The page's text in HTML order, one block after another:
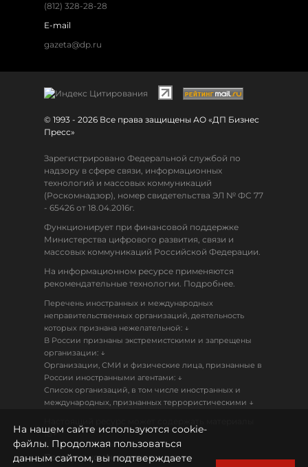
(812) 328-28-28
E-mail
gazeta@dp.ru
© 1993 - 2026 Все права защищены АО «ДП Бизнес
Пресс»
Зарегистрировано Федеральной службой по
надзору в сфере связи, информационных
технологий и массовых коммуникаций
(Роскомнадзор), номер свидетельства ЭЛ № ФС 77
- 65426 от 18.04.2016г.
Функционирует при финансовой поддержке
Министерства цифрового развития, связи и
массовых коммуникаций Российской Федерации.
На информационном ресурсе применяются
рекомендательные технологии. Подробнее.
Перечень иностранных и международных
неправительственных организаций, деятельность
которых признана нежелательной: ↓
В России признаны экстремистскими и запрещены
организации: ↓
Организации, СМИ и физические лица, признанные в
России иностранными агентами: ↓
Список организаций, в том числе иностранных и
международных, признанных террористическими ↓
18+
Политика конфиденциальности
На нашем сайте используются cookie-
файлы. Продолжая пользоваться
данным сайтом, вы подтверждаете